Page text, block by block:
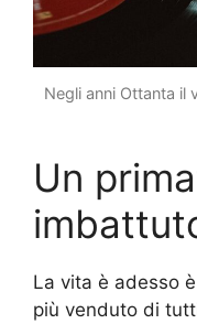
Negli anni Ottanta il
Un
La vita è adesso
più venduto di